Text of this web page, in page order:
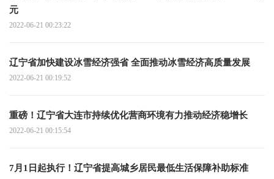
元
2022-06-21 00:23:22
辽宁省加快建设冰雪经济强省 全面推动冰雪经济高质量发展
2022-06-21 00:19:52
重磅！辽宁省大连市持续优化营商环境有力推动经济稳增长
2022-06-21 00:15:54
7月1日起执行！辽宁省提高城乡居民最低生活保障补助标准